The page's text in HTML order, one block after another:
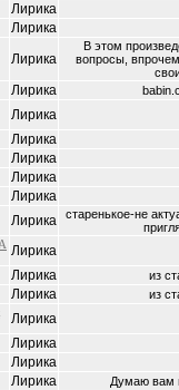
Лирика
Лирика
Лирика
В этом
вопросы,
Лирика
Лирика
Лирика
Лирика
Лирика
Лирика
Лирика
старенькое-не
Лирика
Лирика
из
Лирика
из
Лирика
Лирика
Лирика
Лирика
Думаю вам